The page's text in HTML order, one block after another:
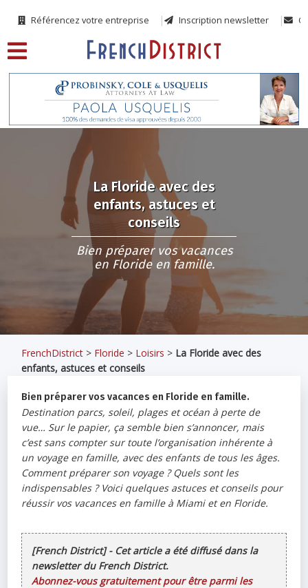
Référencez votre entreprise Inscription newsletter
La Floride avec des
enfants, astuces et
conseils
Bien préparer vos vacances
en Floride en famille.
FrenchDistrict > Floride > Loisirs > La Floride avec des
enfants, astuces et conseils
Bien préparer vos vacances en Floride en famille.
Destination parcs, soleil, plages et océan à perte de
vue… Sur le papier, ça semble bien s’annoncer, mais
c’est sans compter sur toute l’organisation inhérente à
un voyage en famille, avec des enfants de tous les âges.
Comment préparer son voyage ? Quels sont les
indispensables ? Voici quelques astuces et conseils pour
réussir vos vacances en famille à Miami et en Floride.
[French District] - Cet article a été diffusé dans la
newsletter du French District.
Abonnez-vous gratuitement pour être parmi les